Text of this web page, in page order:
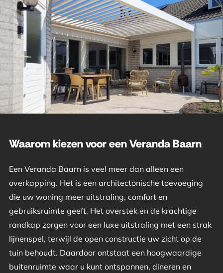
Waarom kiezen voor een Veranda Baarn
Een Veranda Baarn is veel meer dan alleen een
overkapping. Het is een architectonische toevoeging
die uw woning meer uitstraling, comfort en
gebruiksruimte geeft. Het overstek en de krachtige
randkap zorgen voor een luxe uitstraling met een strak
lijnenspel, terwijl de open constructie uw zicht op de
tuin behoudt. Daardoor ontstaat een hoogwaardige
buitenruimte waar u kunt ontspannen, dineren en